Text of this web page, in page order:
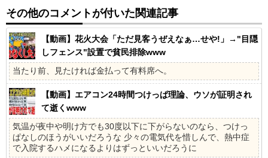
その他のコメントが付いた関連記事
【動画】花火大会「ただ見客うぜえなぁ…せや!」→"目隠
しフェンス"設置で貧民排除www
当たり前、見たければ金払って有料席へ。
【動画】エアコン24時間つけっぱ理論、ウソが証明され
て逝くwww
気温が夜中や明け方でも30度以下に下がらないのなら、つけっ
ぱなしのほうがいいだろうな 少々の電気代を惜しんで、熱中症
で入院するハメになるよりはずっといいだろうに